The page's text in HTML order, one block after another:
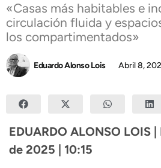
«Casas más habitables e
circulación fluida y
los compartimentados»
Eduardo Alonso Lois Abril 8,
EDUARDO ALONSO LOIS
de 2025 | 10:15